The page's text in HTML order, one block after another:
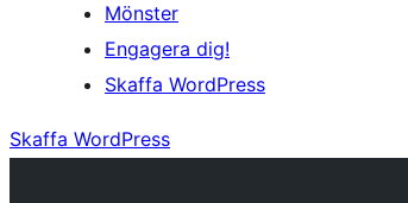
Mönster
Engagera dig!
Skaffa WordPress
Skaffa WordPress